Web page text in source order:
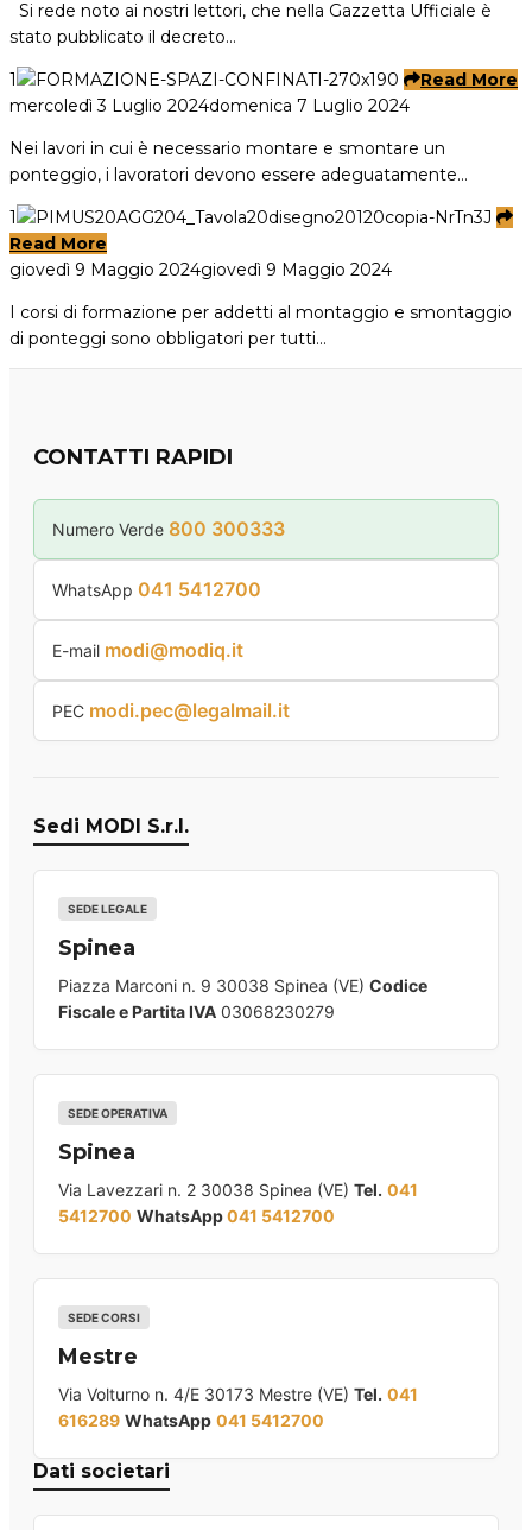
Si rede noto ai nostri lettori, che nella Gazzetta Ufficiale è
stato pubblicato il decreto…
1
Read More
mercoledì 3 Luglio 2024domenica 7 Luglio 2024
Nei lavori in cui è necessario montare e smontare un
ponteggio, i lavoratori devono essere adeguatamente…
1
Read More
giovedì 9 Maggio 2024giovedì 9 Maggio 2024
I corsi di formazione per addetti al montaggio e smontaggio
di ponteggi sono obbligatori per tutti…
CONTATTI RAPIDI
Numero Verde 800 300333
WhatsApp 041 5412700
E-mail modi@modiq.it
PEC modi.pec@legalmail.it
Sedi MODI S.r.l.
SEDE LEGALE
Spinea
Piazza Marconi n. 9 30038 Spinea (VE) Codice
Fiscale e Partita IVA 03068230279
SEDE OPERATIVA
Spinea
Via Lavezzari n. 2 30038 Spinea (VE) Tel. 041
5412700 WhatsApp041 5412700
SEDE CORSI
Mestre
Via Volturno n. 4/E 30173 Mestre (VE) Tel. 041
616289 WhatsApp 041 5412700
Dati societari